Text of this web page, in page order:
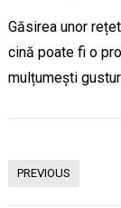
Găsirea unor
cină poate fi o
mulțumești
Paginație
PREVIOUS